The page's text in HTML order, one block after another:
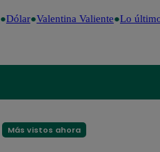
Dólar Valentina Valiente Lo último
Más vistos ahora